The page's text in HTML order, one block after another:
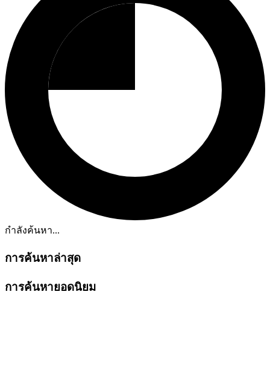
กำลังค้นหา...
การค้นหาล่าสุด
การค้นหายอดนิยม